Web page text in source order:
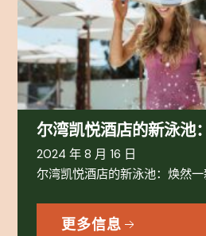
尔湾凯悦酒店的新泳池
2024 年 8 月 16 日
尔湾凯悦酒店的新泳池：焕然
更多信息